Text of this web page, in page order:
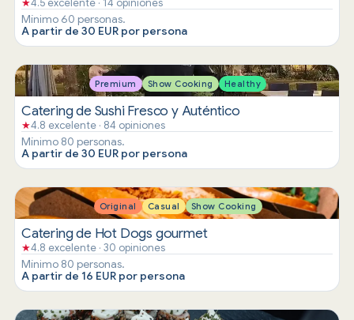
★4.5 excelente · 14 opiniones
Mínimo 60 personas.
A partir de 30 EUR por persona
Premium Show Cooking Healthy
Catering de Sushi Fresco y Auténtico
★4.8 excelente · 84 opiniones
Mínimo 80 personas.
A partir de 30 EUR por persona
Original Casual Show Cooking
Catering de Hot Dogs gourmet
★4.8 excelente · 30 opiniones
Mínimo 80 personas.
A partir de 16 EUR por persona